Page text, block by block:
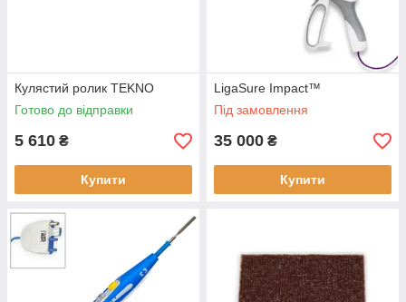
є поєднання бездоганного якості і доступній
вартості. Надається гарантія на всю лінійку товарів.
Компанія постачає продукцію від американського
виробника Cook Medical без посередників.
Функціональні інструменти: ріжучі
петлі, кулясті ролики
Кулястий ролик TEKNO
Готово до відправки
5 610 ₴
Купити
LigaSure Impact™
Під замовлення
35 000 ₴
Купити